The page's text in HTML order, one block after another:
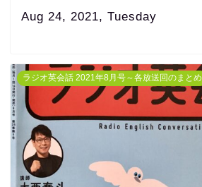
Aug 24, 2021, Tuesday
ラジオ英会話 2021年8月号～各放送回のまとめ